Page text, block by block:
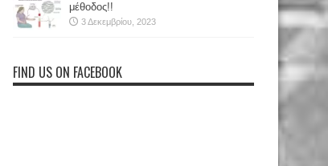
μέθοδος!!
3 Δεκεμβρίου, 2023
FIND US ON FACEBOOK